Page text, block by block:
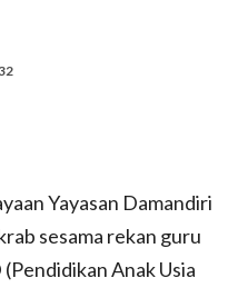
Yayasan Damandiri
sesama rekan guru
Anak Usia